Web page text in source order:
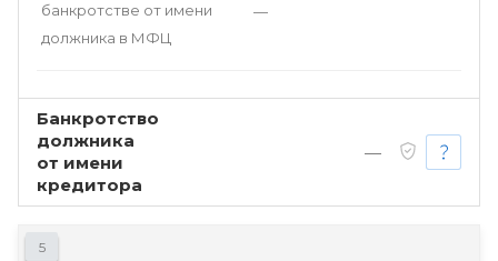
банкротстве от имени
должника в МФЦ
—
Банкротство
должника
от имени
кредитора
—
5